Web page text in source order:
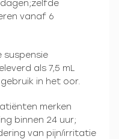
vanaf 6
suspensie
als 7,5 mL
in het oor.
merken
binnen 24 uur;
van pijn/irritatie